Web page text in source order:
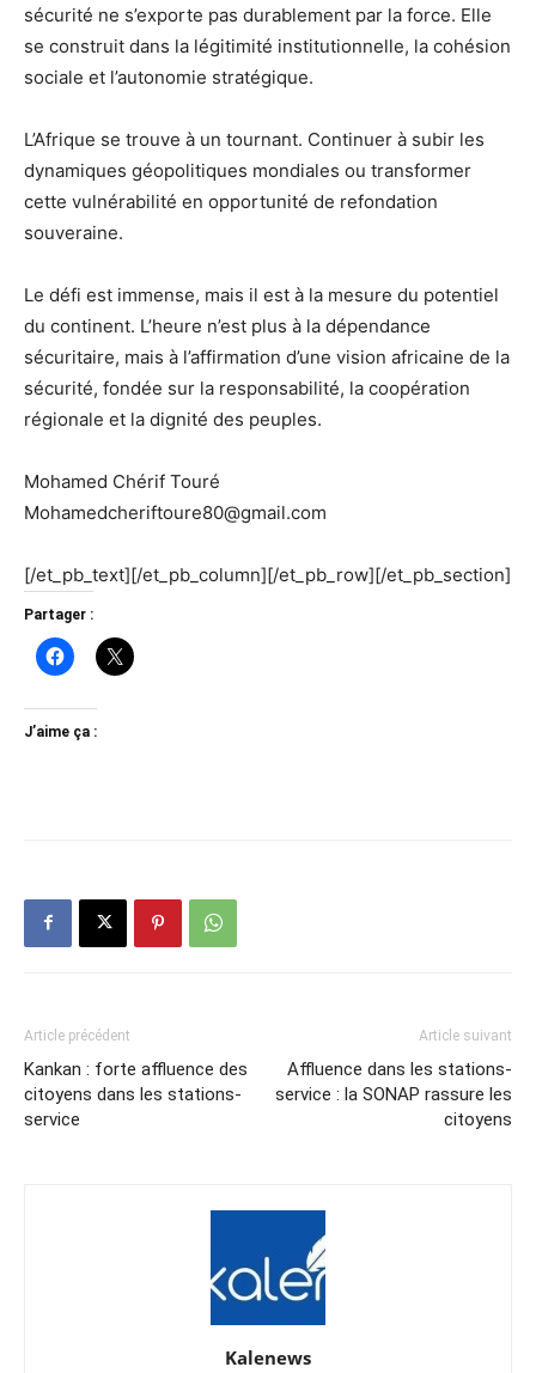
sécurité ne s’exporte pas durablement par la force. Elle
se construit dans la légitimité institutionnelle, la cohésion
sociale et l’autonomie stratégique.
L’Afrique se trouve à un tournant. Continuer à subir les
dynamiques géopolitiques mondiales ou transformer
cette vulnérabilité en opportunité de refondation
souveraine.
Le défi est immense, mais il est à la mesure du potentiel
du continent. L’heure n’est plus à la dépendance
sécuritaire, mais à l’affirmation d’une vision africaine de la
sécurité, fondée sur la responsabilité, la coopération
régionale et la dignité des peuples.
Mohamed Chérif Touré
Mohamedcheriftoure80@gmail.com
[/et_pb_text][/et_pb_column][/et_pb_row][/et_pb_section]
Partager :
J’aime ça :
Article précédent
Kankan : forte affluence des
citoyens dans les stations-
service
Article suivant
Affluence dans les stations-
service : la SONAP rassure les
citoyens
Kalenews